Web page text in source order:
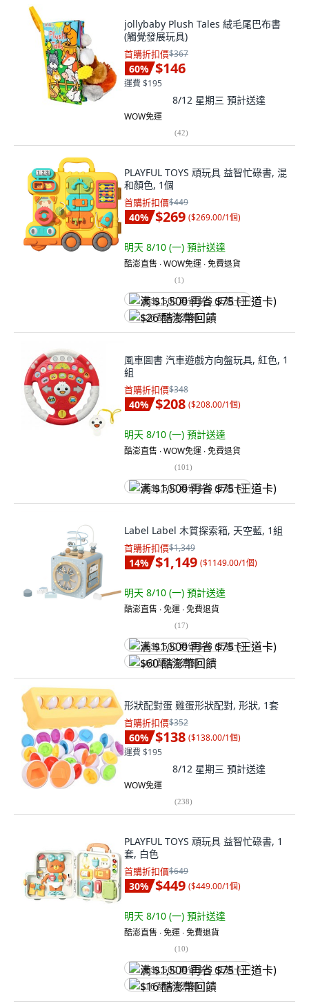
jollybaby Plush Tales 絨毛尾巴布書
(觸覺發展玩具)
首購折扣價$367
60% $146
運費 $195
8/12 星期三 預計送達
WOW免運
(42)
PLAYFUL TOYS 頑玩具 益智忙碌書, 混
和顏色, 1個
首購折扣價$449
40% $269 ($269.00/1個)
明天 8/10 (一) 預計送達
酷澎直售 ∙ WOW免運 ∙ 免費退貨
(1)
满 $1,500 再省 $75 (王道卡)
$26 酷澎幣回饋
風車圖書 汽車遊戲方向盤玩具, 紅色, 1
組
首購折扣價$348
40% $208 ($208.00/1個)
明天 8/10 (一) 預計送達
酷澎直售 ∙ WOW免運 ∙ 免費退貨
(101)
满 $1,500 再省 $75 (王道卡)
Label Label 木質探索箱, 天空藍, 1組
首購折扣價$1,349
14% $1,149 ($1149.00/1個)
明天 8/10 (一) 預計送達
酷澎直售 ∙ 免運 ∙ 免費退貨
(17)
满 $1,500 再省 $75 (王道卡)
$60 酷澎幣回饋
形狀配對蛋 雞蛋形狀配對, 形狀, 1套
首購折扣價$352
60% $138 ($138.00/1個)
運費 $195
8/12 星期三 預計送達
WOW免運
(238)
PLAYFUL TOYS 頑玩具 益智忙碌書, 1
套, 白色
首購折扣價$649
30% $449 ($449.00/1個)
明天 8/10 (一) 預計送達
酷澎直售 ∙ 免運 ∙ 免費退貨
(10)
满 $1,500 再省 $75 (王道卡)
$16 酷澎幣回饋